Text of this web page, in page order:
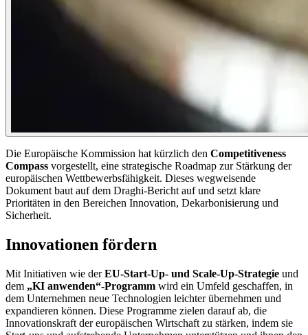
Die Europäische Kommission hat kürzlich den Competitiveness
Compass vorgestellt, eine strategische Roadmap zur Stärkung der
europäischen Wettbewerbsfähigkeit. Dieses wegweisende
Dokument baut auf dem Draghi-Bericht auf und setzt klare
Prioritäten in den Bereichen Innovation, Dekarbonisierung und
Sicherheit.
Innovationen fördern
Mit Initiativen wie derEU-Start-Up- und Scale-Up-Strategie und
dem „KI anwenden“-Programm wird ein Umfeld geschaffen, in
dem Unternehmen neue Technologien leichter übernehmen und
expandieren können. Diese Programme zielen darauf ab, die
Innovationskraft der europäischen Wirtschaft zu stärken, indem sie